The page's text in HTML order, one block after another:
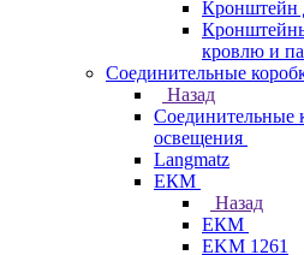
Кронштейн
кровлю и
Соединительные
Назад
Соединительные
освещения
Langmatz
ЕКМ
Назад
ЕКМ
EKM 1261